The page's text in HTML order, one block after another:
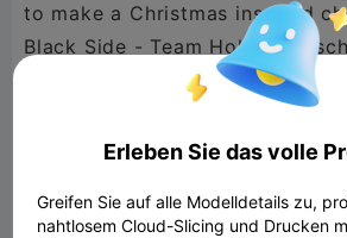
to make a Christmas inspired
Black Side - Team Holiday
is the King Krampus
.20 layer height, dual silk PLA.
Erleben Sie das volle
Greifen Sie auf alle Modelldetails zu,
nahtlosem Cloud-Slicing und Drucken